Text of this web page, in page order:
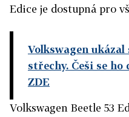
Edice je dostupná pro
Volkswagen
střechy. Češi se
ZDE
Volkswagen Beetle 53